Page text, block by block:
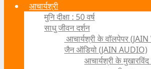
आचार्यश्री
मुनि दीक्षा : 50 वर्ष
साधु जीवन दर्शन
आचार्यश्री के वॉलपेपर
जैन ऑडियो (JAIN AUDIO)
आचार्यश्री के